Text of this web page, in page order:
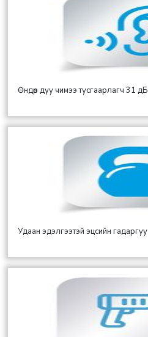
Өндөр дуу чимээ тусгаарлагч 31 дБ
Удаан эдэлгээтэй эцсийн гадаргуу